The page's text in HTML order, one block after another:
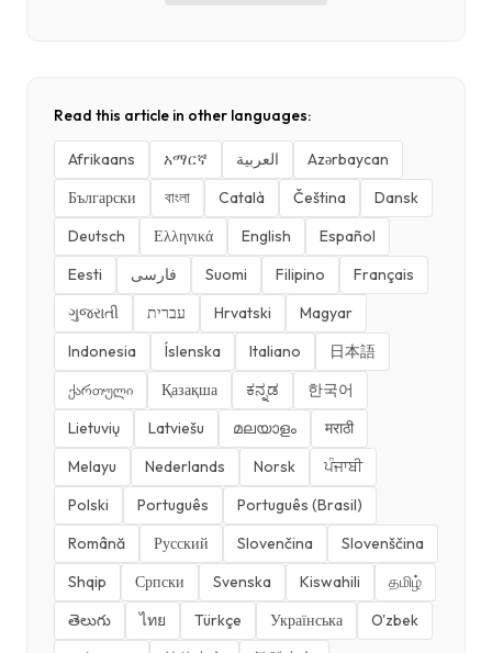
Read this article in other languages:
Afrikaans አማርኛ العربية
Azərbaycan
Български
বাংলা Català Čeština
Dansk
Deutsch
Ελληνικά English
Español
Eesti
فارسی Suomi Filipino
Français
ગુજરાતી
עברית Hrvatski
Magyar
Indonesia
Íslenska Italiano
日本語
ქართული
Қазақша ಕನ್ನಡ
한국어
Lietuvių
Latviešu മലയാളം
मराठी
Melayu
Nederlands Norsk
ਪੰਜਾਬੀ
Polski
Português
Português (Brasil)
Română
Русский Slovenčina
Slovenščina
Shqip
Српски Svenska Kiswahili
தமிழ்
తెలుగు
ไทย Türkçe Українська
O'zbek